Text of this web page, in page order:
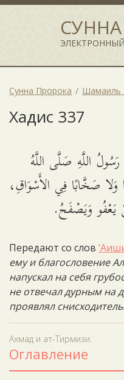
Сунна Пророка Шамаиль
Хадис 337
اللَّهِ صَلَّى اللَّهُ
صَخَّابًا فِي الأَسْوَاقِ،
يَعْفُو وَيَصْفَحُ.
Передают со слов
ему и благословение
напускал на себя
не отвечал дурным на
проявлял
Ахмад и ат-Тирмизи.
Оглавление